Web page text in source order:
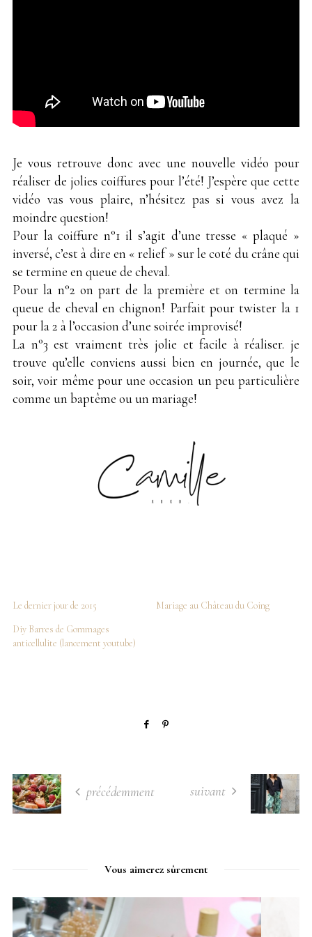
Je vous retrouve donc avec une nouvelle vidéo pour
réaliser de jolies coiffures pour l’été! J’espère que cette
vidéo vas vous plaire, n’hésitez pas si vous avez la
moindre question!
Pour la coiffure n°1 il s’agit d’une tresse « plaqué »
inversé, c’est à dire en « relief » sur le coté du crâne qui
se termine en queue de cheval.
Pour la n°2 on part de la première et on termine la
queue de cheval en chignon! Parfait pour twister la 1
pour la 2 à l’occasion d’une soirée improvisé!
La n°3 est vraiment très jolie et facile à réaliser. je
trouve qu’elle conviens aussi bien en journée, que le
soir, voir même pour une occasion un peu particulière
comme un baptême ou un mariage!
Le dernier jour de 2015
Mariage au Château du Coing
Diy Barres de Gommages
anticellulite (lancement youtube)
précédemment suivant
Vous aimerez sûrement